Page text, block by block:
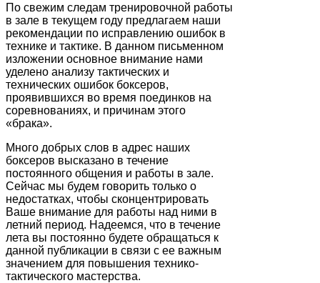
По свежим следам тренировочной работы
в зале в текущем году предлагаем наши
рекомендации по исправлению ошибок в
технике и тактике. В данном письменном
изложении основное внимание нами
уделено анализу тактических и
технических ошибок боксеров,
проявившихся во время поединков на
соревнованиях, и причинам этого
«брака».
Много добрых слов в адрес наших
боксеров высказано в течение
постоянного общения и работы в зале.
Сейчас мы будем говорить только о
недостатках, чтобы сконцентрировать
Ваше внимание для работы над ними в
летний период. Надеемся, что в течение
лета вы постоянно будете обращаться к
данной публикации в связи с ее важным
значением для повышения технико-
тактического мастерства.